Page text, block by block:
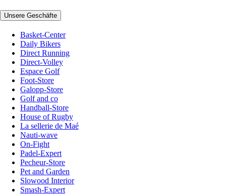
Unsere Geschäfte
Basket-Center
Daily Bikers
Direct Running
Direct-Volley
Espace Golf
Foot-Store
Galopp-Store
Golf and co
Handball-Store
House of Rugby
La sellerie de Maé
Nauti-wave
On-Fight
Padel-Expert
Pecheur-Store
Pet and Garden
Slowood Interior
Smash-Expert